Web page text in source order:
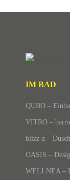
IM BAD
QUBO –
VITRO –
blizz-z –
OASIS –
WELLNEA –